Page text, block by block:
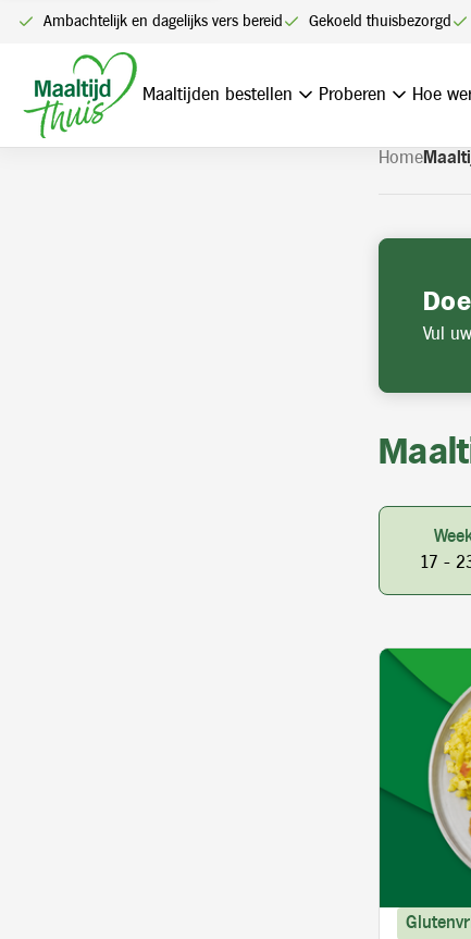
Ambachtelijk en dagelijks vers bereid Gekoeld thuisbezorgd
Maaltijden bestellen Proberen Hoe
U kunt alleen bestellen
Navigatie
overslaan
Home
Vul
17 -